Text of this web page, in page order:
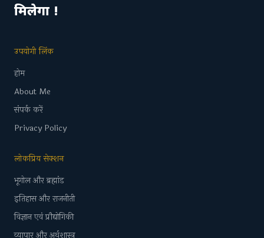
मिलेगा !
उपयोगी लिंक
होम
About Me
संपर्क करें
Privacy Policy
लोकप्रिय सेक्शन
भूगोल और ब्रह्मांड
इतिहास और राजनीती
विज्ञान एवं प्रौद्योगिकी